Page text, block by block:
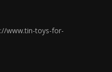
www.tin-toys-for-